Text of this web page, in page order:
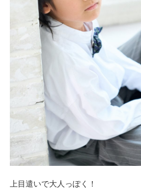
上目遣いで大人っぽく！